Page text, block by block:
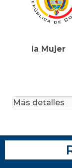
la Mujer
Más detalles